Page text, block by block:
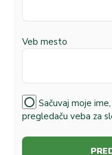
Veb mesto
Sačuvaj moje
pregledaču veba za